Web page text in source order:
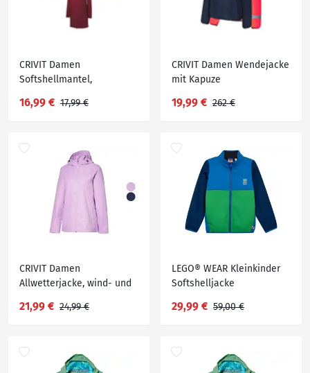
CRIVIT Damen
Softshellmantel,
Obermaterial
16,99 € 17,99 €
CRIVIT Damen Wendejacke
mit Kapuze
19,99 € 262 €
CRIVIT Damen
Allwetterjacke, wind- und
21,99 € 24,99 €
LEGO® WEAR Kleinkinder
Softshelljacke
29,99 € 59,00 €